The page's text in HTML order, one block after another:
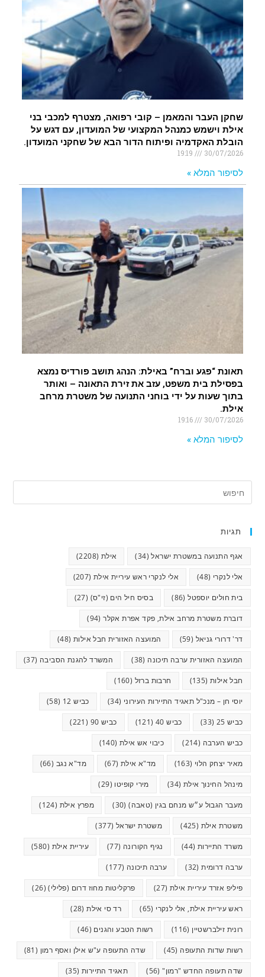
שחקן העבר והמאמן – קובי רפואה, מצטרף למכבי בני
אילת וישמש כמנהל המקצועי של המועדון, עם דגש על
הובלת האקדמיה ופיתוח הדור הבא של שחקני המועדון.
30/07/2026
לסיפור המלא »
תאונת “פגע וברח” באילת: הנהג תושב פורדיס נמצא
בפסילת בית משפט, עזב את זירת התאונה – ואותר
בתוך שעות על ידי בוחני התנועה של משטרת מרחב
אילת.
30/07/2026
19:16
לסיפור המלא »
תגיות
אגף התנועה במשטרת ישראל(34) אילת (2208)
אלי לנקרי (48) אלי לנקרי ראש עיריית אילת (207)
בית חולים יוספטל(86) בסיס חיל הים (זי"ס) (27)
דוברת משטרת מרחב אילת, פקד אפרת אקלר(94)
דר' דרורי גניאל (59) המועצה האזורית חבל אילות (48)
המועצה האזורית ערבה תיכונה (38) המשרד להגנת הסביבה (37)
חבל אילות (135) חרבות ברזל (160)
יוסי חן – מנכ"ל תאגיד התיירות העירוני (34) כביש 12 (58)
כביש 25 (33) כביש 40 (121) כביש 90 (221)
כביש הערבה (214) כיבוי אש אילת (140)
מאיר יצחק הלוי (163) מד"א אילת (67) מד"א נגב (66)
מינהל החינוך אילת (34) מירי קופיטו (29)
מעבר הגבול ע״ש מנחם בגין (טאבה)(30) מפרץ אילת (124)
משטרת אילת (425) משטרת ישראל (377)
משרד התיירות (44) נגיף הקורונה (77) עיריית אילת (580)
ערבה דרומית(32) ערבה תיכונה (177)
פיליפ אזרד עיריית אילת (27) פרקליטות מחוז דרום (פלילי)(26)
ראש עיריית אילת, אלי לנקרי (65) רד סי אילת(28)
רונית זילברשטיין (116) רשות הטבע והגנים (46)
רשות שדות התעופה (45) שדה התעופה ע"ש אילן ואסף רמון (81)
שדה תעופה החדש "רמון"(56) תאגיד התיירות (35)